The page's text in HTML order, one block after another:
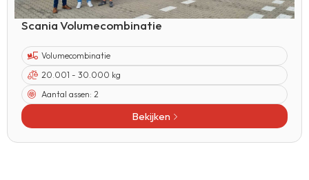
Scania Volumecombinatie
Volumecombinatie
20.001 - 30.000 kg
Aantal assen: 2
Bekijken